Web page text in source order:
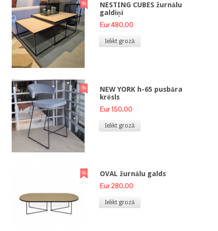
NESTING CUBES žurnālu
galdiņi
Eur 480,00
Ielikt grozā
NEW YORK h-65 pusbāra
krēsls
Eur 150,00
Ielikt grozā
OVAL žurnālu galds
Eur 280,00
Ielikt grozā